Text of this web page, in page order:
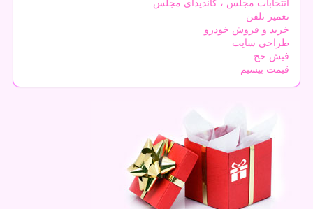
انتخابات مجلس ، کاندیدای مجلس
تعمیر تلفن
خرید و فروش خودرو
طراحی سایت
فیش حج
قیمت بیسیم